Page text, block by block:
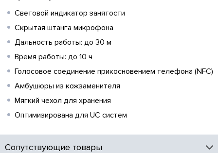
Световой индикатор занятости
Скрытая штанга микрофона
Дальность работы: до 30 м
Время работы: до 10 ч
Голосовое соединение прикосновением телефона (NFC)
Амбушюры из кожзаменителя
Мягкий чехол для хранения
Оптимизирована для UC систем
Сопутствующие товары